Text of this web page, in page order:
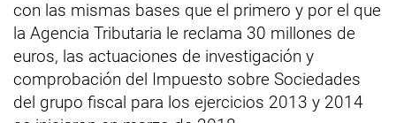
con las mismas bases que el primero y por el que
la Agencia Tributaria le reclama 30 millones de
euros, las actuaciones de investigación y
comprobación del Impuesto sobre Sociedades
del grupo fiscal para los ejercicios 2013 y 2014